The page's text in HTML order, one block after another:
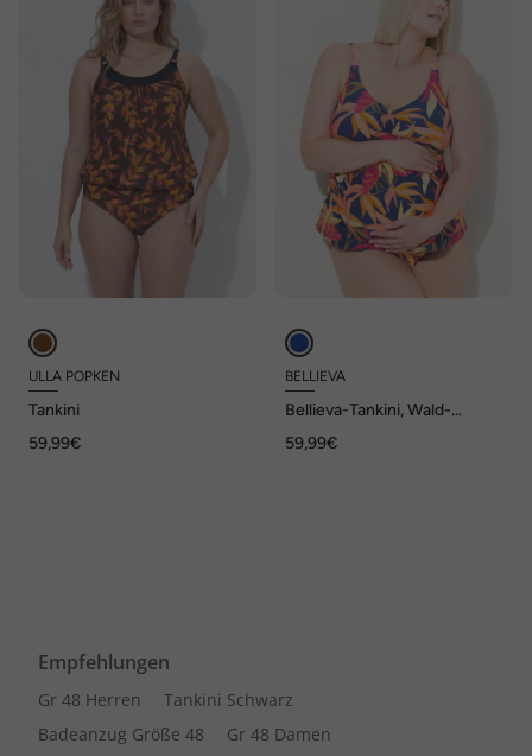
ULLA POPKEN
Tankini
59,99€
BELLIEVA
Bellieva-Tankini, Wald-
recycelt
59,99€
Empfehlungen
Gr 48 Herren
Tankini Schwarz
Badeanzug Größe 48
Gr 48 Damen